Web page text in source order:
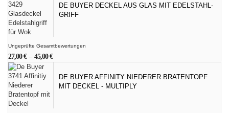
1.079,00 €
999,00 €.
DE BUYER DECKEL AUS GLAS MIT EDELSTAHL-
GRIFF
Ungeprüfte Gesamtbewertungen
27,00€– 45,00€
DE BUYER AFFINITY NIEDERER BRATENTOPF
MIT DECKEL - MULTIPLY